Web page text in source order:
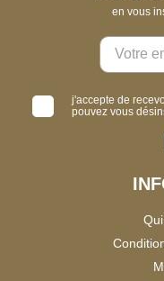
en vous
j'accepte de
pouvez vous